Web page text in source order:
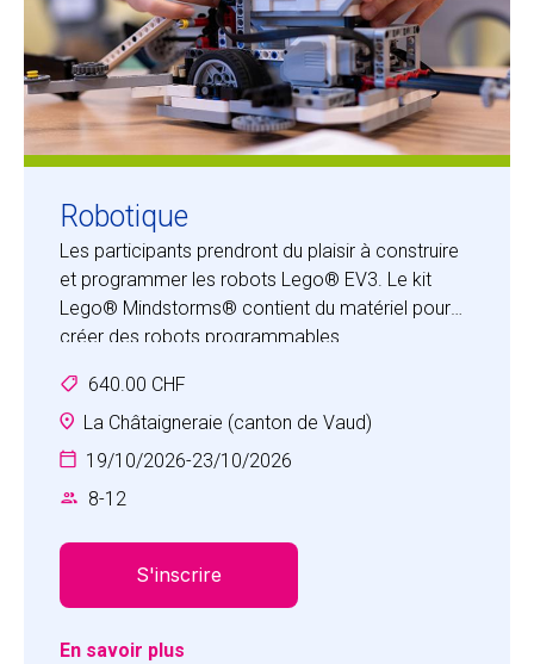
Robotique
Les participants prendront du plaisir à construire
et programmer les robots Lego® EV3. Le kit
Lego® Mindstorms® contient du matériel pour
créer des robots programmables
brique Lego® intelligent qui contrôle le système,
un ensemble de capteurs et de moteurs
modulaires et des pièces Lego® de la gamme
640.00 CHF
La Châtaigneraie (canton de Vaud)
19/10/2026-23/10/2026
8-12
S'inscrire
En savoir plus